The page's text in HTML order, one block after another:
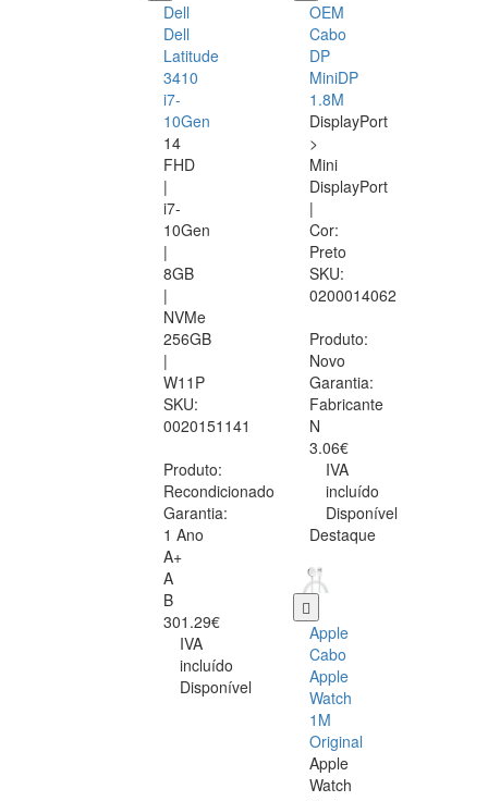
Dell
Dell
Latitude
3410
i7-
10Gen
14
FHD
|
i7-
10Gen
|
8GB
|
NVMe
256GB
|
W11P
SKU:
0020151141
Produto:
Recondicionado
Garantia:
1 Ano
A+
A
B
301.29€
IVA
incluído
Disponível
OEM
Cabo
DP
MiniDP
1.8M
DisplayPort
>
Mini
DisplayPort
|
Cor:
Preto
SKU:
0200014062
Produto:
Novo
Garantia:
Fabricante
N
3.06€
IVA
incluído
Disponível
Destaque
Apple
Cabo
Apple
Watch
1M
Original
Apple
Watch